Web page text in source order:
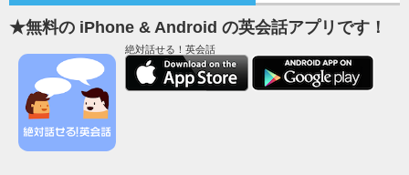
★無料の iPhone & Android の英会話アプリです！
絶対話せる！英会話